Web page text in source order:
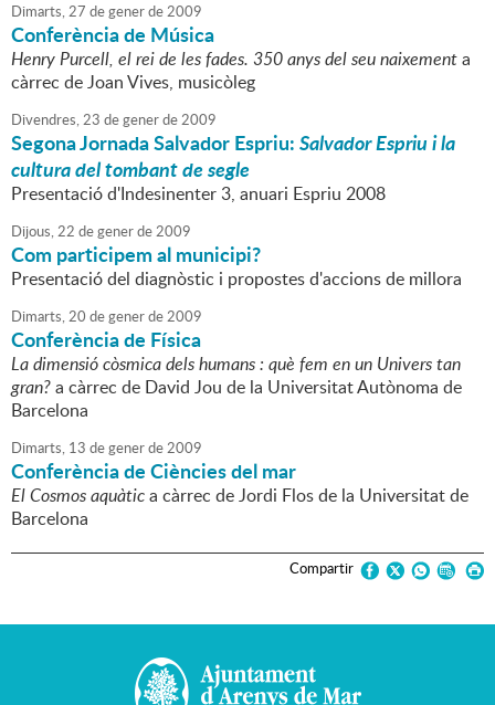
Dimarts,27 degenerde2009
Conferència de Música
Henry Purcell, el rei de les fades. 350 anys del seu naixementa
càrrec de Joan Vives, musicòleg
Divendres,23 degenerde2009
Segona Jornada Salvador Espriu:Salvador Espriu i la
cultura del tombant de segle
Presentació d'Indesinenter 3, anuari Espriu 2008
Dijous,22 degenerde2009
Com participem al municipi?
Presentació del diagnòstic i propostes d'accions de millora
Dimarts,20 degenerde2009
Conferència de Física
La dimensió còsmica dels humans : què fem en un Univers tan
gran?a càrrec de David Jou de la Universitat Autònoma de
Barcelona
Dimarts, 13 degenerde2009
Conferència de Ciències del mar
El Cosmos aquàtica càrrec de Jordi Flos de la Universitat de
Barcelona
Compartir